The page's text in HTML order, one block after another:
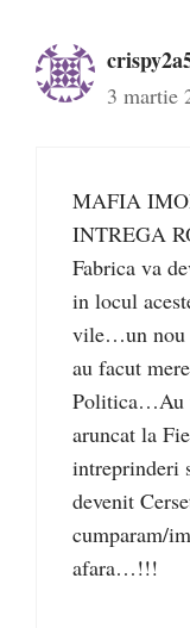
3 martie
MAFIA
INTREGA
Fabrica va
in locul
vile…un nou
au facut
Politica…Au
aruncat la
intreprinderi
devenit
cumparam/
afara…!!!